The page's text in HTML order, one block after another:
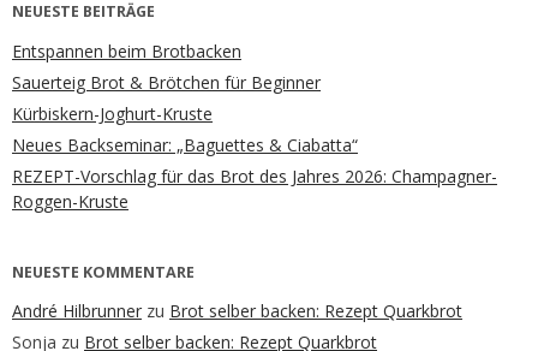
NEUESTE BEITRÄGE
Entspannen beim Brotbacken
Sauerteig Brot & Brötchen für Beginner
Kürbiskern-Joghurt-Kruste
Neues Backseminar: „Baguettes & Ciabatta“
REZEPT-Vorschlag für das Brot des Jahres 2026: Champagner-
Roggen-Kruste
NEUESTE KOMMENTARE
André Hilbrunner zu Brot selber backen: Rezept Quarkbrot
Sonja zu Brot selber backen: Rezept Quarkbrot